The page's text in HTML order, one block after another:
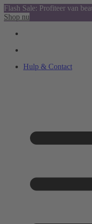
Flash Sale: Profiteer van
Shop nu
Hulp & Contact